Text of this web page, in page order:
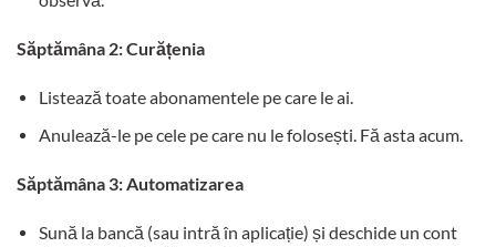
Săptămâna 2: Curățenia
Listează toate abonamentele pe care le ai.
Anulează-le pe cele pe care nu le folosești. Fă asta acum.
Săptămâna 3: Automatizarea
Sună la bancă (sau intră în aplicație) și deschide un cont